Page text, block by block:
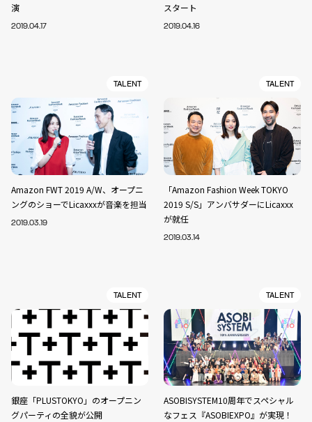
演
2019.04.17
スタート
2019.04.16
TALENT
Amazon FWT 2019 A/W、オープニ
ングのショーでLicaxxxが音楽を担当
2019.03.19
TALENT
「Amazon Fashion Week TOKYO
2019 S/S」アンバサダーにLicaxxx
が就任
2019.03.14
TALENT
銀座「PLUSTOKYO」のオープニン
グパーティの全貌が公開
TALENT
ASOBISYSTEM10周年でスペシャル
なフェス『ASOBIEXPO』が実現！